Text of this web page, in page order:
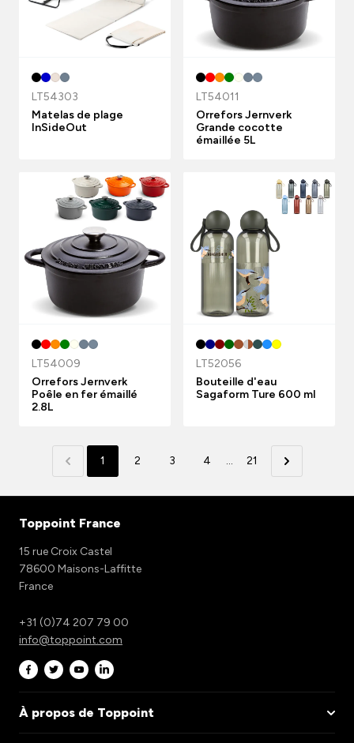
LT54303
Matelas de plage
InSideOut
LT54011
Orrefors Jernverk
Grande cocotte
émaillée 5L
LT54009
Orrefors Jernverk
Poêle en fer émaillé
2.8L
LT52056
Bouteille d'eau
Sagaform Ture 600 ml
1 2 3 4 ... 21
Toppoint France
15 rue Croix Castel
78600 Maisons-Laffitte
France
+31 (0)74 207 79 00
info@toppoint.com
À propos de Toppoint